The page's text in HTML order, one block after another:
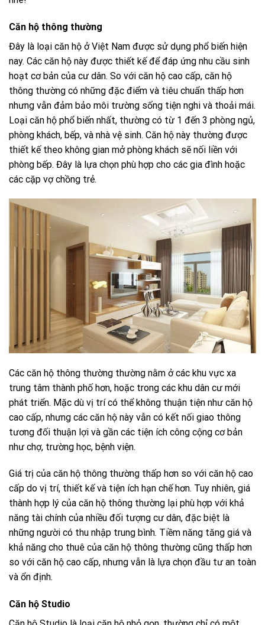
Căn hộ thông thường
Đây là loại căn hộ ở Việt Nam được sử dụng phổ biến hiện
nay. Các căn hộ này được thiết kế để đáp ứng nhu cầu sinh
hoạt cơ bản của cư dân. So với căn hộ cao cấp, căn hộ
thông thường có những đặc điểm và tiêu chuẩn thấp hơn
nhưng vẫn đảm bảo môi trường sống tiện nghi và thoải mái.
Loại căn hộ phổ biến nhất, thường có từ 1 đến 3 phòng ngủ,
phòng khách, bếp, và nhà vệ sinh. Căn hộ này thường được
thiết kế theo không gian mở phòng khách sẽ nối liền với
phòng bếp. Đây là lựa chọn phù hợp cho các gia đình hoặc
các cặp vợ chồng trẻ.
Các căn hộ thông thường thường nằm ở các khu vực xa
trung tâm thành phố hơn, hoặc trong các khu dân cư mới
phát triển. Mặc dù vị trí có thể không thuận tiện như căn hộ
cao cấp, nhưng các căn hộ này vẫn có kết nối giao thông
tương đối thuận lợi và gần các tiện ích công cộng cơ bản
như chợ, trường học, bệnh viện.
Giá trị của căn hộ thông thường thấp hơn so với căn hộ cao
cấp do vị trí, thiết kế và tiện ích hạn chế hơn. Tuy nhiên, giá
thành hợp lý của căn hộ thông thường lại phù hợp với khả
năng tài chính của nhiều đối tượng cư dân, đặc biệt là
những người có thu nhập trung bình. Tiềm năng tăng giá và
khả năng cho thuê của căn hộ thông thường cũng thấp hơn
so với căn hộ cao cấp, nhưng vẫn là lựa chọn đầu tư an toàn
và ổn định.
Căn hộ Studio